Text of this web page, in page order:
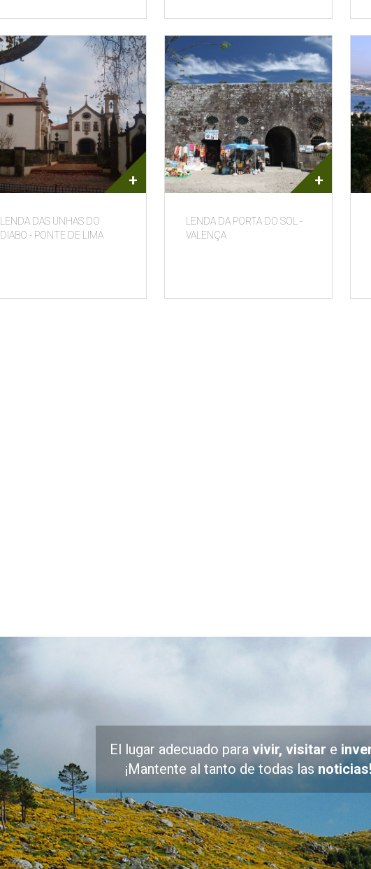
LENDA DAS UNHAS DO
DIABO - PONTE DE LIMA
+
LENDA DA PORTA DO SOL -
VALENÇA
+
El lugar adecuado para vivir, visitar e
¡Mantente al tanto de todas lasnoticias!